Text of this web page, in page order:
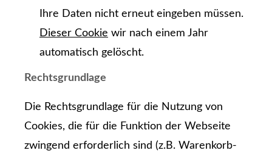
Ihre Daten nicht erneut eingeben müssen.
Dieser Cookie wir nach einem Jahr
automatisch gelöscht.
Rechtsgrundlage
Die Rechtsgrundlage für die Nutzung von
Cookies, die für die Funktion der Webseite
zwingend erforderlich sind (z.B. Warenkorb-